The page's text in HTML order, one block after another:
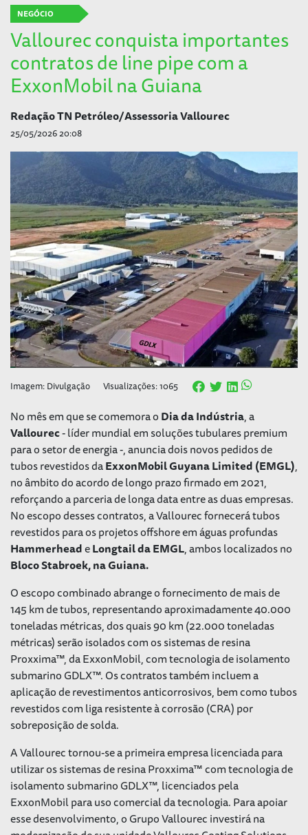
NEGÓCIO
Vallourec conquista importantes
contratos de line pipe com a
ExxonMobil na Guiana
Redação TN Petróleo/Assessoria Vallourec
25/05/2026 20:08
Imagem: Divulgação Visualizações: 1065
No mês em que se comemora oDia da Indústria, a
Vallourec- líder mundial em soluções tubulares premium
para o setor de energia -, anuncia dois novos pedidos de
tubos revestidos daExxonMobil Guyana Limited (EMGL),
no âmbito do acordo de longo prazo firmado em 2021,
reforçando a parceria de longa data entre as duas empresas.
No escopo desses contratos, a Vallourec fornecerá tubos
revestidos para os projetos offshore em águas profundas
HammerheadeLongtail da EMGL, ambos localizados no
Bloco Stabroek, na Guiana.
O escopo combinado abrange o fornecimento de mais de
145 km de tubos, representando aproximadamente 40.000
toneladas métricas, dos quais 90 km (22.000 toneladas
métricas) serão isolados com os sistemas de resina
Proxxima™, da ExxonMobil, com tecnologia de isolamento
submarino GDLX™. Os contratos também incluem a
aplicação de revestimentos anticorrosivos, bem como tubos
revestidos com liga resistente à corrosão (CRA) por
sobreposição de solda.
A Vallourec tornou-se a primeira empresa licenciada para
utilizar os sistemas de resina Proxxima™ com tecnologia de
isolamento submarino GDLX™, licenciados pela
ExxonMobil para uso comercial da tecnologia. Para apoiar
esse desenvolvimento, o Grupo Vallourec investirá na